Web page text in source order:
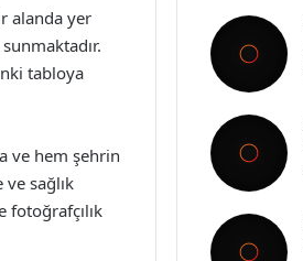
alanda yer
tabloya
ve hem şehrin
ve sağlık
fotoğrafçılık